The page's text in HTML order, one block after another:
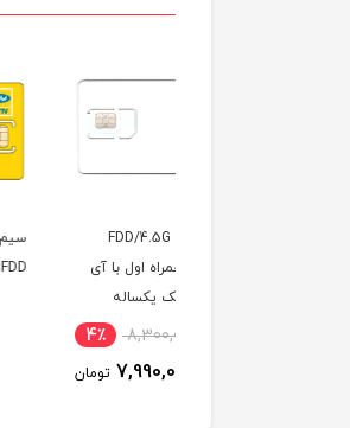
سیم کارت 4G/5G ایرانسل
FDD (مخصوص مودم )
1,250,000
990,000